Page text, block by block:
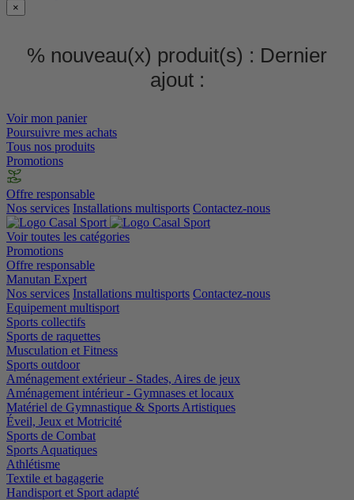
×
% nouveau(x) produit(s) : Dernier
ajout :
Voir mon panier
Poursuivre mes achats
Tous nos produits
Promotions
Offre responsable
Nos services Installations multisports Contactez-nous
Voir toutes les catégories
Promotions
Offre responsable
Manutan Expert
Nos services Installations multisports Contactez-nous
Equipement multisport
Sports collectifs
Sports de raquettes
Musculation et Fitness
Sports outdoor
Aménagement extérieur - Stades, Aires de jeux
Aménagement intérieur - Gymnases et locaux
Matériel de Gymnastique & Sports Artistiques
Éveil, Jeux et Motricité
Sports de Combat
Sports Aquatiques
Athlétisme
Textile et bagagerie
Handisport et Sport adapté